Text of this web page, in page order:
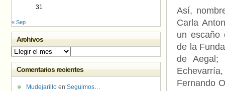
Así,
Carla
un escaño
de la
de Aegal;
Fernando
31
« Sep
Archivos
Archivos
Comentarios recientes
Mudejarillo en Seguimos…